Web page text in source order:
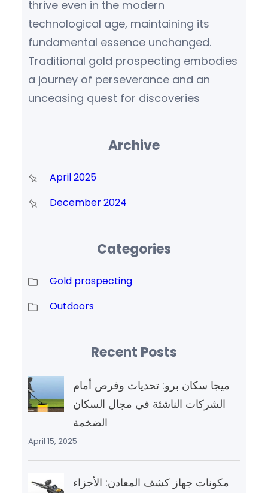
thrive even in the modern
technological age, maintaining its
fundamental essence unchanged.
Traditional gold prospecting embodies
a journey of perseverance and an
unceasing quest for discoveries
Archive
April 2025
December 2024
Categories
Gold prospecting
Outdoors
Recent Posts
ميجا سكان برو: تحديات وفرص أمام
الشركات الناشئة في مجال السكان
الضخمة
April 15, 2025
مكونات جهاز كشف المعادن: الأجزاء